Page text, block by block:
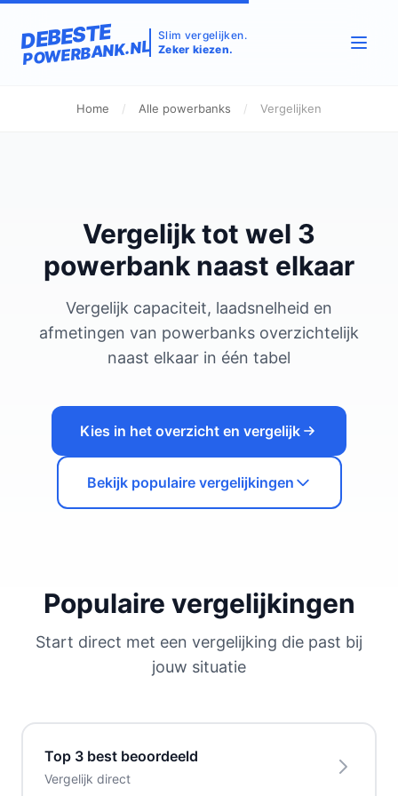
DEBESTE
POWERBANK.NL
Slim vergelijken.
Zeker kiezen.
Home / Alle powerbanks / Vergelijken
Vergelijk tot wel 3
powerbank naast elkaar
Vergelijk capaciteit, laadsnelheid en
afmetingen van powerbanks overzichtelijk
naast elkaar in één tabel
Kies in het overzicht en vergelijk
Bekijk populaire vergelijkingen
Populaire vergelijkingen
Start direct met een vergelijking die past bij
jouw situatie
Top 3 best beoordeeld
Vergelijk direct